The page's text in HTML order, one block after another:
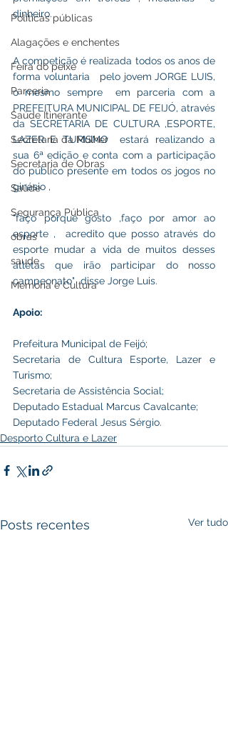
Políticas públicas
Alagações e enchentes
Feira do peixe
Parceria
Saúde Itinerante
Secretaria da Mulher
Secretaria de Obras
Saúde
Segurança Pública
obras
saude
Memória e Cultura
dinheiro.
A competição é realizada todos os anos de
forma voluntaria   pelo jovem JORGE LUIS,
o mesmo sempre  em parceria com a
PREFEITURA MUNICIPAL DE FEIJÓ, através
da SECRETARIA DE CULTURA ,ESPORTE,
LAZER E TURISMO  estará realizando a
sua 6ª edição e conta com a participação
do público presente em todos os jogos no
ginásio ,
"faço porque gosto ,faço por amor ao
esporte ,  acredito que posso através do
esporte mudar a vida de muitos desses
atletas que irão participar do nosso
campeonato"  disse Jorge Luis.
Apoio:
Prefeitura Municipal de Feijó;
Secretaria de Cultura Esporte, Lazer e
Turismo;
Secretaria de Assistência Social;
Deputado Estadual Marcus Cavalcante;
Deputado Federal Jesus Sérgio.
Desporto Cultura e Lazer
Posts recentes Ver tudo